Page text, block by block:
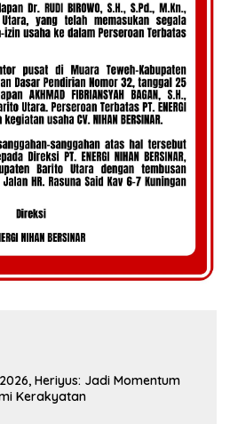
Heriyus: Jadi Momentum
Kerakyatan